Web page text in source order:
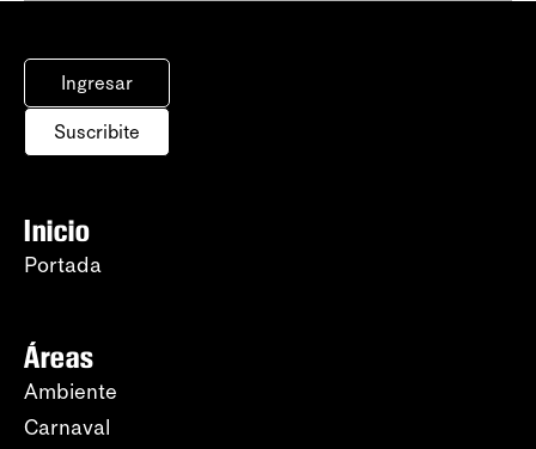
Ingresar
Suscribite
Inicio
Portada
Áreas
Ambiente
Carnaval